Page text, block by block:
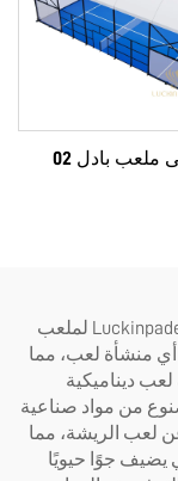
ملعب بادل 02
العشب البرتقالي لملاعب الريشة من مصنع Luckinpadel لملعب
منشأة لعب، مما
ديناميكية
من مواد صناعية
عن لعب الريشة، مما
يضيف جوًا حيويًا